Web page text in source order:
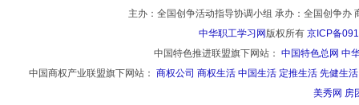
主办：全国创争活动指导协调小组 承办：全国创争
中华职工学习网 版权所有 京ICP备
中国特色推进联盟旗下网站： 中国特色总网 中
中国商权产业联盟旗下网站： 商权公司 商权生活 中国生活 定推生活 先健生活
美秀网 房